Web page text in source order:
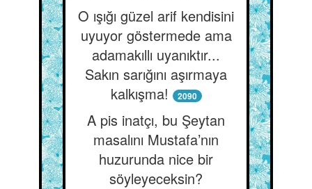
O ışığı güzel arif kendisini
uyuyor göstermede ama
adamakıllı uyanıktır...
Sakın sarığını aşırmaya
kalkışma!
2090
A pis inatçı, bu Şeytan
masalını Mustafa’nın
huzurunda nice bir
söyleyeceksin?